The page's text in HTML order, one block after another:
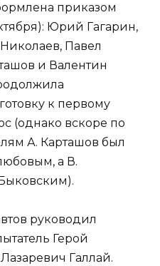
приказом
Юрий Гагарин,
Павел
и Валентин
к первому
(однако вскоре по
А. Карташов был
а В.
руководил
Герой
Галлай.